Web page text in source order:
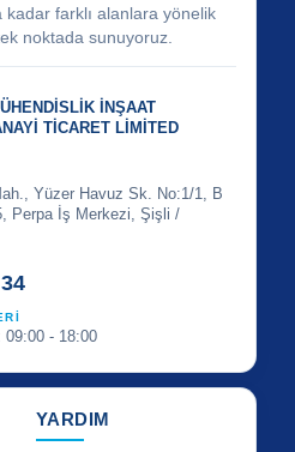
farklı alanlara yönelik
noktada sunuyoruz.
İNŞAAT
TİCARET LİMİTED
Yüzer Havuz Sk. No:1/1, B
Perpa İş Merkezi, Şişli /
09:00 - 18:00
YARDIM